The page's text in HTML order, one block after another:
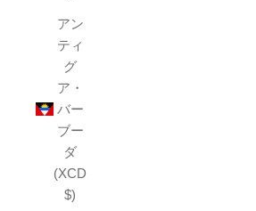
アン
ティ
グ
ア・
バー
ブー
ダ
(XCD
$)